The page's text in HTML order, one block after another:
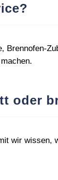
oder
wir wissen,